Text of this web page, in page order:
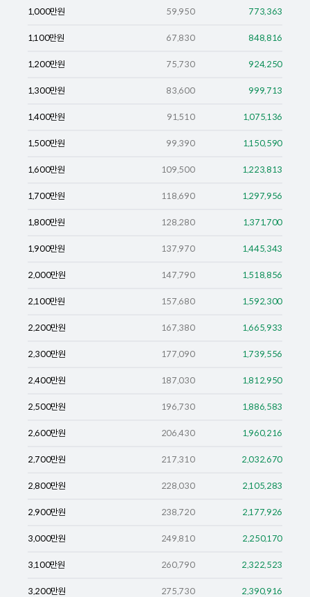
1,000만원 59,950 773,363
1,100만원 67,830 848,816
1,200만원 75,730 924,250
1,300만원 83,600 999,713
1,400만원 91,510 1,075,136
1,500만원 99,390 1,150,590
1,600만원 109,500 1,223,813
1,700만원 118,690 1,297,956
1,800만원 128,280 1,371,700
1,900만원 137,970 1,445,343
2,000만원 147,790 1,518,856
2,100만원 157,680 1,592,300
2,200만원 167,380 1,665,933
2,300만원 177,090 1,739,556
2,400만원 187,030 1,812,950
2,500만원 196,730 1,886,583
2,600만원 206,430 1,960,216
2,700만원 217,310 2,032,670
2,800만원 228,030 2,105,283
2,900만원 238,720 2,177,926
3,000만원 249,810 2,250,170
3,100만원 260,790 2,322,523
3,200만원 275,730 2,390,916